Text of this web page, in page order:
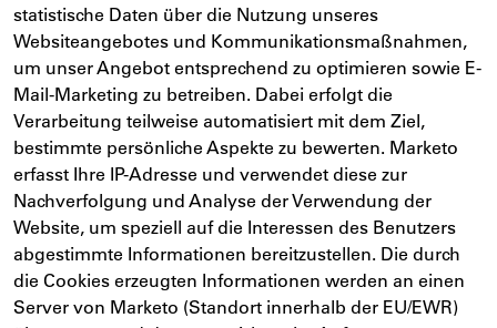
statistische Daten über die Nutzung unseres
Websiteangebotes und Kommunikationsmaßnahmen,
um unser Angebot entsprechend zu optimieren sowie E-
Mail-Marketing zu betreiben. Dabei erfolgt die
Verarbeitung teilweise automatisiert mit dem Ziel,
bestimmte persönliche Aspekte zu bewerten. Marketo
erfasst Ihre IP-Adresse und verwendet diese zur
Nachverfolgung und Analyse der Verwendung der
Website, um speziell auf die Interessen des Benutzers
abgestimmte Informationen bereitzustellen. Die durch
die Cookies erzeugten Informationen werden an einen
Server von Marketo (Standort innerhalb der EU/EWR)